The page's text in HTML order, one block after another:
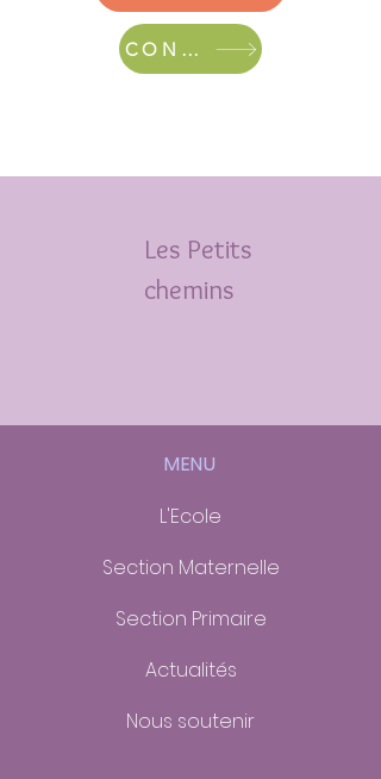
CONTACT
Les Petits
chemins
MENU
L'Ecole
Section Maternelle
Section Primaire
Actualités
Nous soutenir